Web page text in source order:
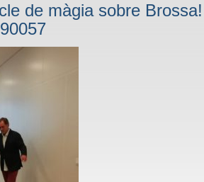
de màgia sobre Brossa!